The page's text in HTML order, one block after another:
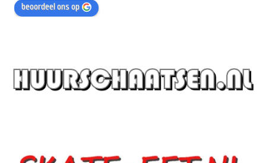
beoordeel ons op